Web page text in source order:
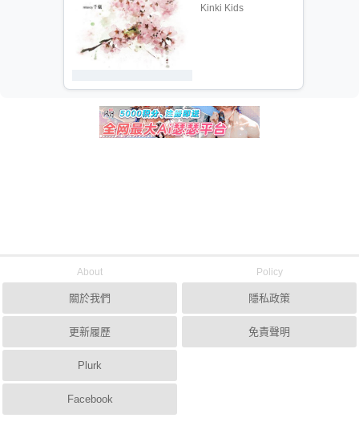
Kinki Kids
About
關於我們
更新履歷
Plurk
Facebook
Policy
隱私政策
免責聲明